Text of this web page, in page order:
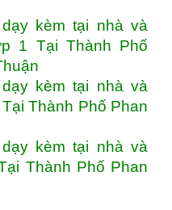
kèm tại nhà và
1 Tại Thành Phố
kèm tại nhà và
Thành Phố Phan
kèm tại nhà và
Thành Phố Phan